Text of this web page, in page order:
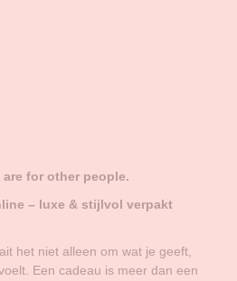
for other people.
– luxe & stijlvol verpakt
het niet alleen om wat je geeft,
Een cadeau is meer dan een